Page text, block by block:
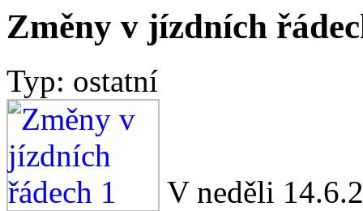
Změny v jízdních
Typ: ostatní
V neděli